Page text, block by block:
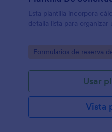
Esta plantilla incorpora
detalla lista para organizar
Go to Category:
Formularios de reserva
Usar
Vista